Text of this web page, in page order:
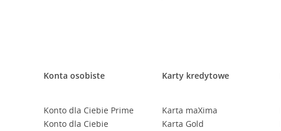
Konta osobiste
Konto dla Ciebie Prime
Konto dla Ciebie
Karty kredytowe
Karta maXima
Karta Gold